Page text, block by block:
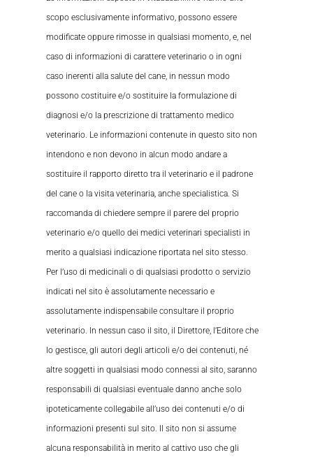
scopo esclusivamente informativo, possono essere
modificate oppure rimosse in qualsiasi momento, e, nel
caso di informazioni di carattere veterinario o in ogni
caso inerenti alla salute del cane, in nessun modo
possono costituire e/o sostituire la formulazione di
diagnosi e/o la prescrizione di trattamento medico
veterinario. Le informazioni contenute in questo sito non
intendono e non devono in alcun modo andare a
sostituire il rapporto diretto tra il veterinario e il padrone
del cane o la visita veterinaria, anche specialistica. Si
raccomanda di chiedere sempre il parere del proprio
veterinario e/o quello dei medici veterinari specialisti in
merito a qualsiasi indicazione riportata nel sito stesso.
Per l’uso di medicinali o di qualsiasi prodotto o servizio
indicati nel sito è assolutamente necessario e
assolutamente indispensabile consultare il proprio
veterinario. In nessun caso il sito, il Direttore, l’Editore che
lo gestisce, gli autori degli articoli e/o dei contenuti, né
altre soggetti in qualsiasi modo connessi al sito, saranno
responsabili di qualsiasi eventuale danno anche solo
ipoteticamente collegabile all’uso dei contenuti e/o di
informazioni presenti sul sito. Il sito non si assume
alcuna responsabilità in merito al cattivo uso che gli